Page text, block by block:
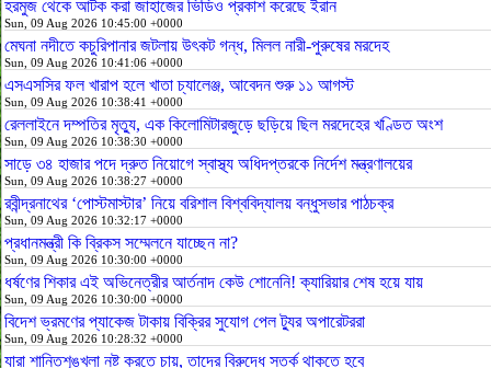
হরমুজ থেকে আটক করা জাহাজের ভিডিও প্রকাশ করেছে ইরান
Sun, 09 Aug 2026 10:45:00 +0000
মেঘনা নদীতে কচুরিপানার জটলায় উৎকট গন্ধ, মিলল নারী-পুরুষের মরদেহ
Sun, 09 Aug 2026 10:41:06 +0000
এসএসসির ফল খারাপ হলে খাতা চ্যালেঞ্জ, আবেদন শুরু ১১ আগস্ট
Sun, 09 Aug 2026 10:38:41 +0000
রেললাইনে দম্পতির মৃত্যু, এক কিলোমিটারজুড়ে ছড়িয়ে ছিল মরদেহের খণ্ডিত অংশ
Sun, 09 Aug 2026 10:38:30 +0000
সাড়ে ৩৪ হাজার পদে দ্রুত নিয়োগে স্বাস্থ্য অধিদপ্তরকে নির্দেশ মন্ত্রণালয়ের
Sun, 09 Aug 2026 10:38:27 +0000
রবীন্দ্রনাথের ‘পোস্টমাস্টার’ নিয়ে বরিশাল বিশ্ববিদ্যালয় বন্ধুসভার পাঠচক্র
Sun, 09 Aug 2026 10:32:17 +0000
প্রধানমন্ত্রী কি ব্রিকস সম্মেলনে যাচ্ছেন না?
Sun, 09 Aug 2026 10:30:00 +0000
ধর্ষণের শিকার এই অভিনেত্রীর আর্তনাদ কেউ শোনেনি! ক্যারিয়ার শেষ হয়ে যায়
Sun, 09 Aug 2026 10:30:00 +0000
বিদেশ ভ্রমণের প্যাকেজ টাকায় বিক্রির সুযোগ পেল ট্যুর অপারেটররা
Sun, 09 Aug 2026 10:28:32 +0000
যারা শান্তিশৃঙ্খলা নষ্ট করতে চায়, তাদের বিরুদ্ধে সতর্ক থাকতে হবে